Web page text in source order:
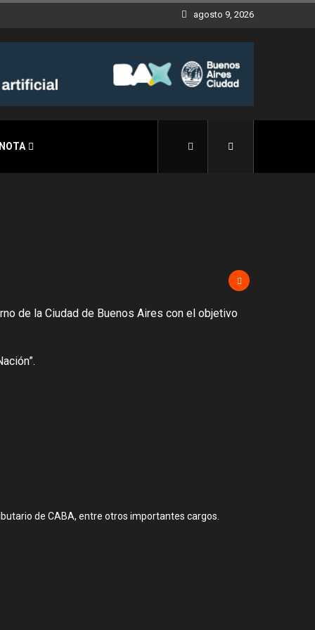
agosto 9, 2026
de la Ciudad de Buenos Aires con el objetivo
de CABA, entre otros importantes cargos.